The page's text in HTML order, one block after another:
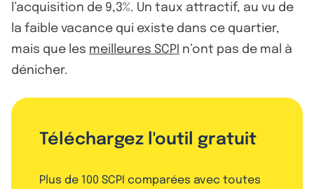
l’acquisition de 9,3%. Un taux attractif, au vu de
la faible vacance qui existe dans ce quartier,
mais que les meilleures SCPI n’ont pas de mal à
dénicher.
Téléchargez l'outil gratuit
Plus de 100 SCPI comparées avec toutes